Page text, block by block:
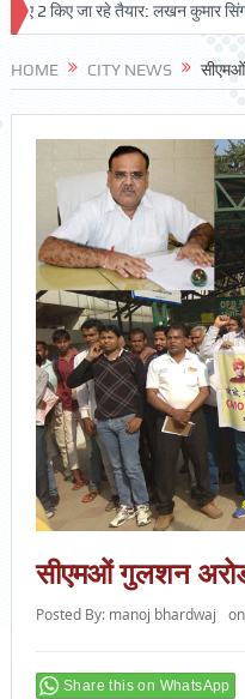
किए जा रहे तैयार: लखन कुमार सिंगला
HOME CITY NEWS
सीएमओं गुलशन
Posted By: manoj bhardwaj
Share this on WhatsApp